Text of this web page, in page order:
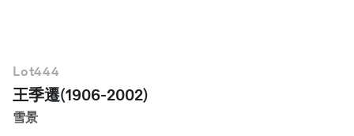
Lot444
王季遷(1906-2002)
雪景